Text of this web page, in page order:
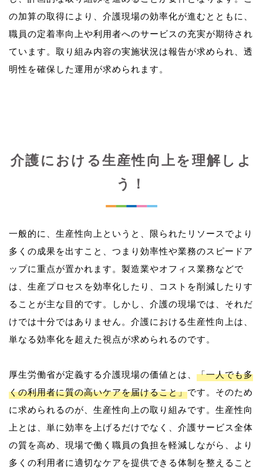
の加算の取得により、介護現場の効率化が進むとともに、
職員の定着率向上や利用者へのサービスの充実が期待され
ています。取り組み内容の実施状況は報告が求められ、透
介護における生産性向上を理解しよ
う！
一般的に、生産性向上というと、限られたリソースでより
多くの成果を出すこと、つまり効率性や業務のスピードア
ップに重点が置かれます。製造業やオフィス業務などで
は、生産プロセスを効率化したり、コストを削減したりす
ることが主な目的です。しかし、介護の現場では、それだ
けでは十分ではありません。介護における生産性向上は、
単なる効率化を超えた視点が求められるのです。
厚生労働省が定義する介護現場の価値とは、 「一人でも多
くの利用者に質の高いケアを届けること」です。そのため
に求められるのが、生産性向上の取り組みです。生産性向
上とは、単に効率を上げるだけでなく、介護サービス全体
の質を高め、現場で働く職員の負担を軽減しながら、より
多くの利用者に適切なケアを提供できる体制を整えること